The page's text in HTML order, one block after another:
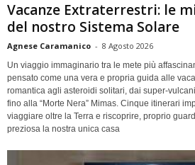
Vacanze Extraterrestri: le
del nostro Sistema Solare
Agnese Caramanico - 8 Agosto 2026
Un viaggio immaginario tra le mete più
pensato come una vera e propria guida alle
romantica agli asteroidi solitari, dai super-
fino alla “Morte Nera” Mimas. Cinque itinerari
viaggiare oltre la Terra e riscoprire, proprio
preziosa la nostra unica casa